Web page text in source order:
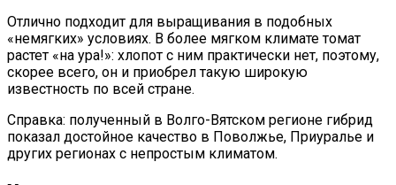
Отлично подходит для выращивания в подобных
«немягких» условиях. В более мягком климате томат
растет «на ура!»: хлопот с ним практически нет, поэтому,
скорее всего, он и приобрел такую широкую
известность по всей стране.
Справка: полученный в Волго-Вятском регионе гибрид
показал достойное качество в Поволжье, Приуралье и
других регионах с непростым климатом.